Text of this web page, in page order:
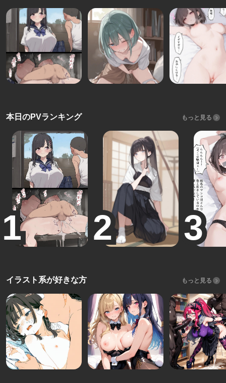
本日のPVランキング もっと見る
イラスト系が好きな方 もっと見る